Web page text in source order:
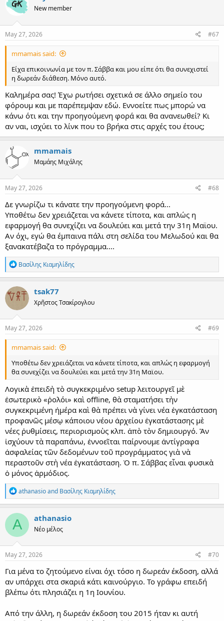
i
n
s
New member
May 27, 2026 #67
mmamais said:
Είχα επικοινωνία με τον π. Σάββα και μου είπε ότι θα συνεχιστεί
η δωρεάν διάθεση. Μόνο αυτό.
Καλημέρα σας! Έχω ρωτήσει σχετικά σε άλλο σημείο του
φόρουμ και με παρέπεμψαν εδώ. Εννοείτε πως μπορώ να
κάνω ότι και την προηγούμενη φορά και θα ανανεωθεί? Κι
αν ναι, ισχύει το λίνκ που το βρήκα στις αρχές του έτους;
mmamais
Μαμάης Μιχάλης
May 27, 2026 #68
Δε γνωρίζω τι κάνατε την προηγούμενη φορά...
Υποθέτω δεν χρειάζεται να κάνετε τίποτα, και απλώς η
εφαρμογή θα συνεχίζει να δουλεύει και μετά την 31η Μαϊου.
Αν όχι, εγώ θα έμπαινα πάλι στη σελίδα του Μελωδού και θα
ξανακατέβαζα το πρόγραμμα....
R
e
a
c
t
i
o
n
s
Βασίλης Κιαμηλίδης
tsak77
Χρῆστος Τσακίρογλου
May 27, 2026 #69
mmamais said:
Υποθέτω δεν χρειάζεται να κάνετε τίποτα, και απλώς η εφαρμογή
θα συνεχίζει να δουλεύει και μετά την 31η Μαϊου.
Λογικὰ ἐπειδὴ τὸ συγκεκριμένο setup λειτουργεῖ μὲ
ἐσωτερικὸ «ῥολόι» καὶ offline, θὰ σταματήσει τὴν
συγκεκριμένη ἠμέρα καὶ θὰ πρέπει νὰ γίνει νέα ἐγκατάσταση
προφανῶς μέσῳ κάποιου νέου ἀρχείου ἐγκατάστασης μὲ
νέες ῤυθμίσεις, περιορισμοὺς κλπ. ἀπὸ τὸν δημιουργό. Ἂν
ἰσχύουν τὰ παραπάνω, ἐννοεῖται παίρνουμε ἀντίγραφα
ἀσφαλείας τῶν δεδομένων τοῦ προγράμματος γιὰ νὰ
περαστοῦν στὴ νέα ἐγκατάσταση. Ὁ π. Σάββας εἶναι φυσικὰ
ὁ μόνος ἁρμόδιος.
R
e
a
c
t
o
n
s
athanasioand Βασίλης Κιαμηλίδης
A athanasio
Νέο μέλος
May 27, 2026 #70
Για μένα το ζητούμενο είναι όχι τόσο η δωρεάν έκδοση, αλλά
αν υπάρχει στα σκαριά κάτι καινούργιο. Το γράφω επειδή
βλέπω ότι πλησιάζει η 1η Ιουνίου.
Από την άλλη, η δωρεάν έκδοση του 2015 ήταν κι αυτή